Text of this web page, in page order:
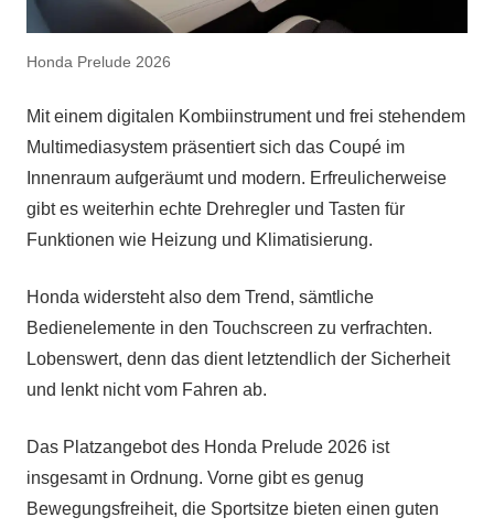
Honda Prelude 2026
Mit einem digitalen Kombiinstrument und frei stehendem
Multimediasystem präsentiert sich das Coupé im
Innenraum aufgeräumt und modern. Erfreulicherweise
gibt es weiterhin echte Drehregler und Tasten für
Funktionen wie Heizung und Klimatisierung.
Honda widersteht also dem Trend, sämtliche
Bedienelemente in den Touchscreen zu verfrachten.
Lobenswert, denn das dient letztendlich der Sicherheit
und lenkt nicht vom Fahren ab.
Das Platzangebot des Honda Prelude 2026 ist
insgesamt in Ordnung. Vorne gibt es genug
Bewegungsfreiheit, die Sportsitze bieten einen guten